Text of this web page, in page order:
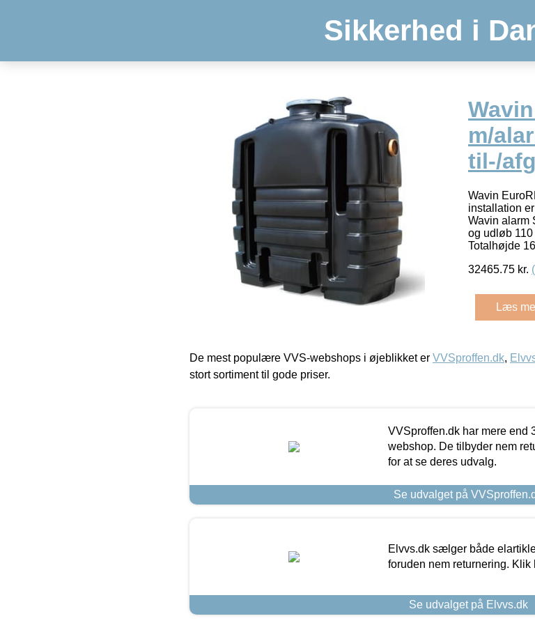
Sikkerhed i
m/
til-/
Wavin
installation
Wavin alarm
og udløb
Totalhøjde
32465.75 kr.
Læs
De mest populære VVS-webshops i øjeblikket er VVSproffen.dk,
stort sortiment til gode priser.
VVSproffen.dk har mere end
webshop. De tilbyder nem
for at se deres udvalg.
Se udvalget på
Elvvs.dk sælger både
foruden nem returnering. Klik
Se udvalget på Elvvs.dk